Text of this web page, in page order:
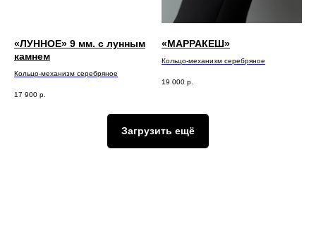
«ЛУННОЕ» 9 мм. с лунным
камнем
Кольцо-механизм серебряное
17 900 р.
«МАРРАКЕШ»
Кольцо-механизм серебряное
19 000 р.
Загрузить ещё